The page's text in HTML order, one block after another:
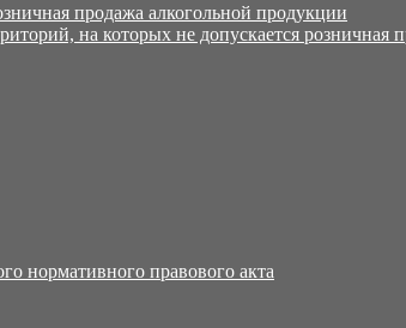
продажа алкогольной продукции
на которых не допускается розничная
нормативного правового акта